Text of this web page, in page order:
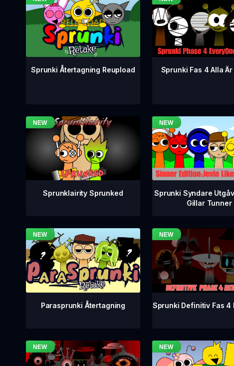
Sprunki Återtagning Reupload Sprunki Fas 4 Alla
Sprunklairity Sprunked
Sprunki Syndare
Gillar Tunner
Parasprunki Återtagning Sprunki Definitiv Fas 4